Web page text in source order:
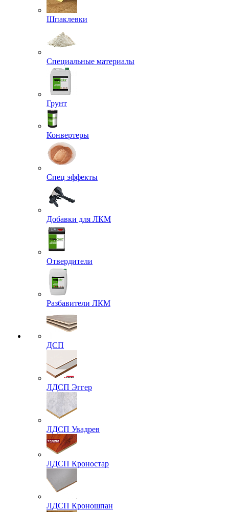
Шпаклевки
Специальные материалы
Грунт
Конвертеры
Спец эффекты
Добавки для ЛКМ
Отвердители
Разбавители ЛКМ
ДСП
ЛДСП Эггер
ЛДСП Увадрев
ЛДСП Кроностар
ЛДСП Кроношпан